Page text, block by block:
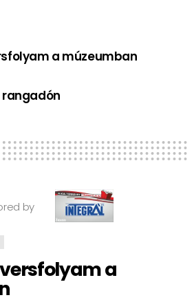
a múzeumban
rangadón
by
a